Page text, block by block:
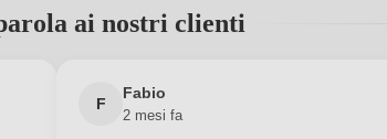
Italia
Nazione
Regione
ai nostri clienti
F
Fabio
2 mesi fa